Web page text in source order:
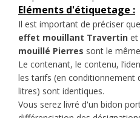
Eléments d'étiquetage :
Il est important de préciser
effet mouillant Travertin et
mouillé Pierres sont le
Le contenant, le contenu,
les tarifs (en conditionnement
litres) sont identiques.
Vous serez livré d'un bidon